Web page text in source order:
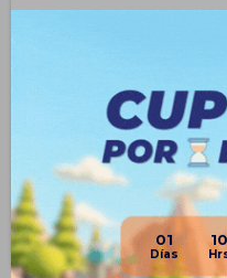
01 10
37
$ 1.120
$ 1.194
1.269
$ 1.344
Disponible Envío